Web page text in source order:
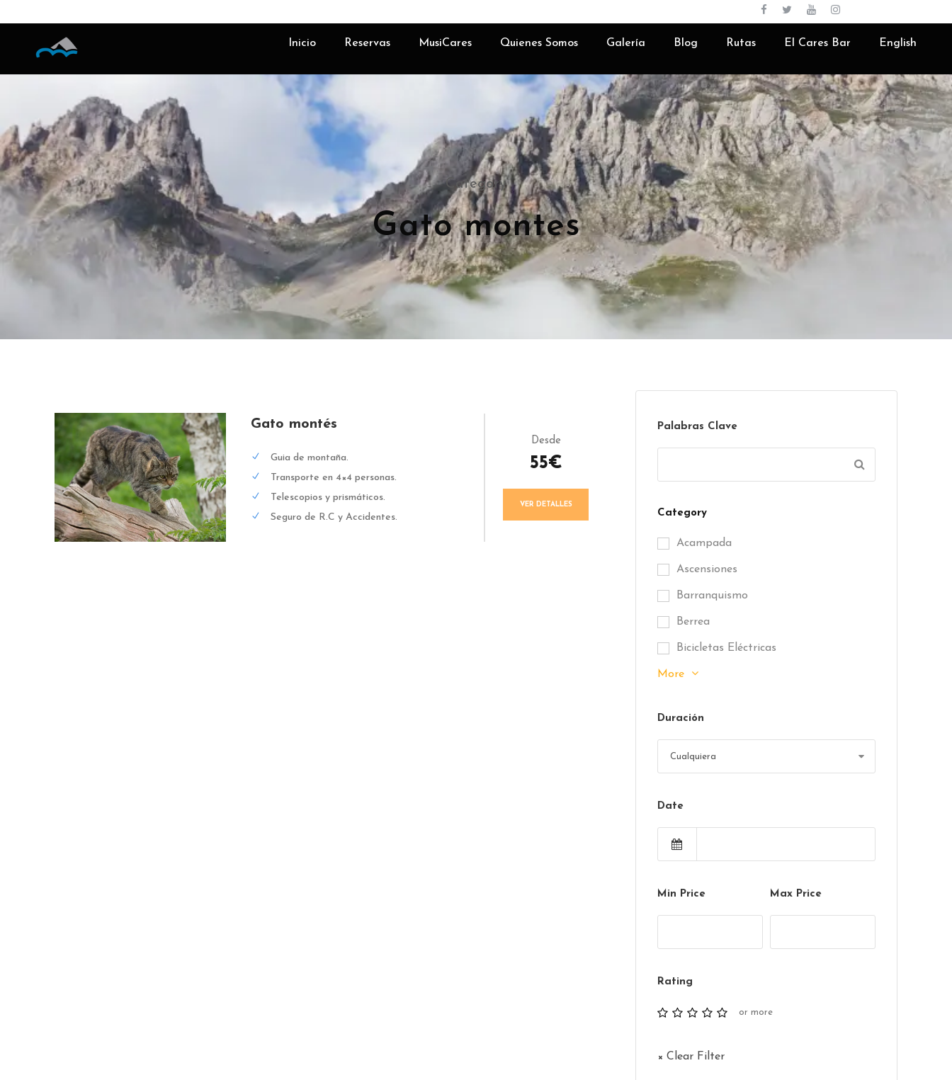
Inicio Reservas MusiCares Quienes Somos Galería Blog Rutas El Cares Bar English
Category
Gato montes
Gato montés
Guia de montaña.
Transporte en 4×4 personas.
Telescopios y prismáticos.
Seguro de R.C y Accidentes.
Desde
55€
VER DETALLES
Palabras Clave
Category
Acampada
Ascensiones
Barranquismo
Berrea
Bicicletas Eléctricas
More
Duración
Date
Min Price Max Price
Rating
or more
× Clear Filter